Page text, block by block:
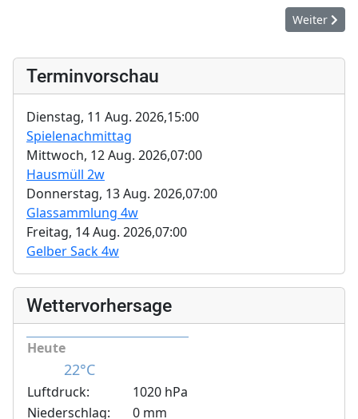
Nächster
Weiter
Terminvorschau
Dienstag, 11 Aug. 2026,15:00
Spielenachmittag
Mittwoch, 12 Aug. 2026,07:00
Hausmüll 2w
Donnerstag, 13 Aug. 2026,07:00
Glassammlung 4w
Freitag, 14 Aug. 2026,07:00
Gelber Sack 4w
Wettervorhersage
Heute
22°C
Luftdruck:
1020 hPa
Niederschlag:
0 mm